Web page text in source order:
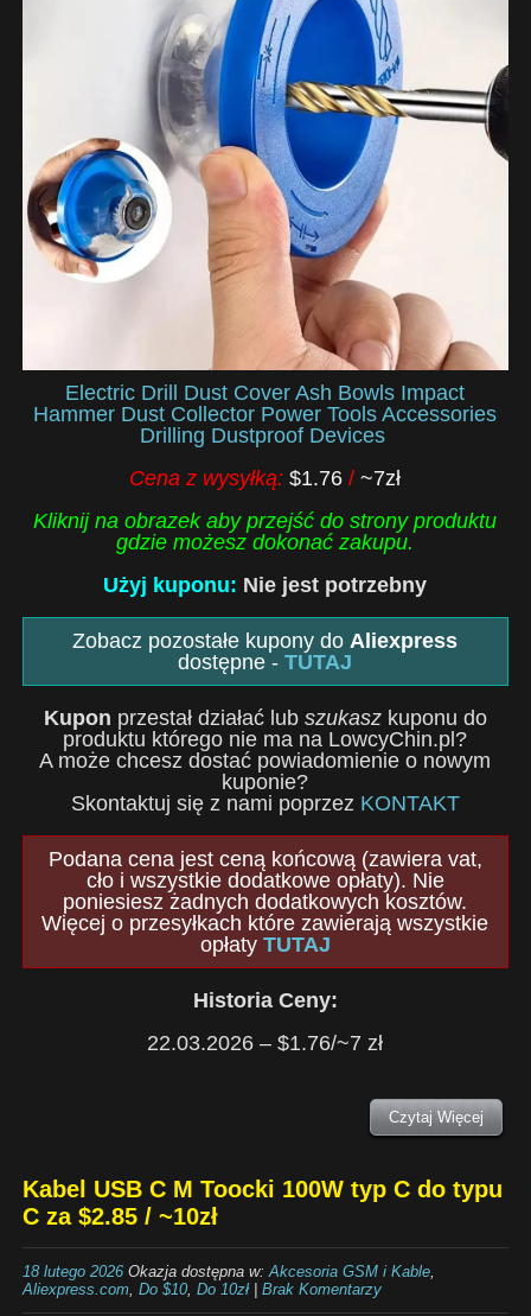
Electric Drill Dust Cover Ash Bowls Impact
Hammer Dust Collector Power Tools Accessories
Drilling Dustproof Devices
Cena z wysyłką:$1.76/~7zł
Kliknij na obrazek aby przejść do strony produktu
gdzie możesz dokonać zakupu.
Użyj kuponu: Nie jest potrzebny
Zobacz pozostałe kupony do Aliexpress
dostępne -TUTAJ
Kupon przestał działać lub szukaszkuponu do
produktu którego nie ma na LowcyChin.pl?
A może chcesz dostać powiadomienie o nowym
kuponie?
Skontaktuj się z nami poprzez KONTAKT
Podana cena jest ceną końcową (zawiera vat,
cło i wszystkie dodatkowe opłaty). Nie
poniesiesz żadnych dodatkowych kosztów.
Więcej o przesyłkach które zawierają wszystkie
opłaty TUTAJ
Historia Ceny:
22.03.2026 – $1.76/~7 zł
Czytaj Więcej
Kabel USB C M Toocki 100W typ C do typu
C za $2.85 / ~10zł
18 lutego 2026Okazja dostępna w: Akcesoria GSM i Kable,
Aliexpress.com, Do $10, Do 10zł| Brak Komentarzy